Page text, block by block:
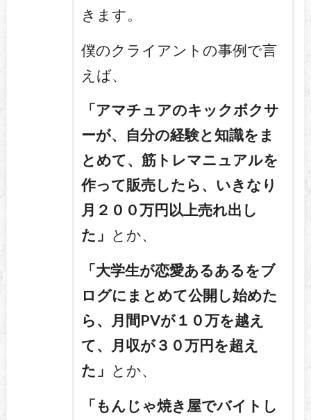
きます。
僕のクライアントの事例で言
えば、
「アマチュアのキックボクサ
ーが、自分の経験と知識をま
とめて、筋トレマニュアルを
作って販売したら、いきなり
月２００万円以上売れ出し
た」 とか、
「大学生が恋愛あるあるをブ
ログにまとめて公開し始めた
ら、月間PVが１０万を越え
て、月収が３０万円を超え
た」 とか、
「もんじゃ焼き屋でバイトし